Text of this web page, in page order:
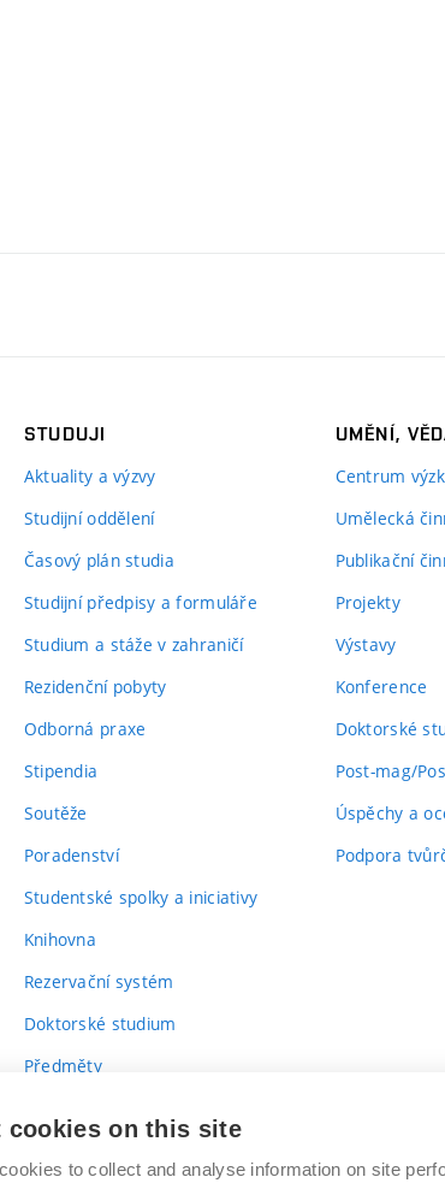
STUDUJI
Aktuality a výzvy
Studijní oddělení
Časový plán studia
Studijní předpisy a formuláře
Studium a stáže v zahraničí
Rezidenční pobyty
Odborná praxe
Stipendia
Soutěže
Poradenství
Studentské spolky a iniciativy
Knihovna
Rezervační systém
Doktorské studium
Předměty
UMĚNÍ,
Centrum
Umělecká
Publikační
Projekty
Výstavy
Konference
Doktorské
Post-mag/
Úspěchy a
Podpora
cookies on this site
to collect and analyse information on site